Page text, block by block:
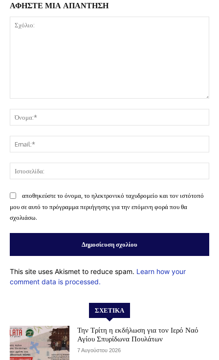
ΑΦΗΣΤΕ ΜΙΑ ΑΠΑΝΤΗΣΗ
αποθηκεύστε το όνομα, το ηλεκτρονικό ταχυδρομείο και τον ιστότοπό
μου σε αυτό το πρόγραμμα περιήγησης για την επόμενη φορά που θα
σχολιάσω.
This site uses Akismet to reduce spam. Learn how your
comment data is processed.
ΣΧΕΤΙΚΆ
Την Τρίτη η εκδήλωση για τον Ιερό Ναό
Αγίου Σπυρίδωνα Πουλάτων
7 Αυγούστου 2026